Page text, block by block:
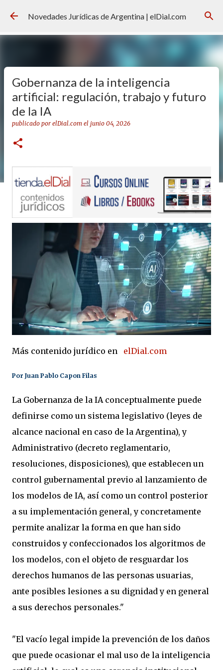
Ir al contenido principal
Novedades Jurídicas de Argentina | elDial.com
Gobernanza de la inteligencia
artificial: regulación, trabajo y futuro
de la IA
publicado por elDial.com el junio 04, 2026
Más contenido jurídico en elDial.com
Por Juan Pablo Capon Filas
La Gobernanza de la IA conceptualmente puede
definirse como un sistema legislativo (leyes de
alcance nacional en caso de la Argentina), y
Administrativo (decreto reglamentario,
resoluciones, disposiciones), que establecen un
control gubernamental previo al lanzamiento de
los modelos de IA, así como un control posterior
a su implementación general, y concretamente
permite analizar la forma en que han sido
construidos y confeccionados los algoritmos de
los modelos, con el objeto de resguardar los
derechos humanos de las personas usuarias,
ante posibles lesiones a su dignidad y en general
a sus derechos personales."
"El vacío legal impide la prevención de los daños
que puede ocasionar el mal uso de la inteligencia